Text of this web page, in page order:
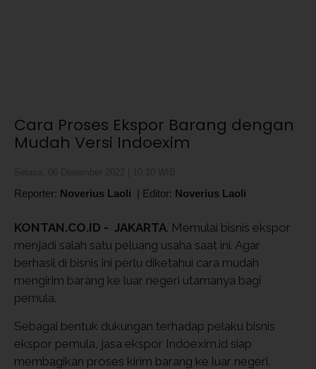
Cara Proses Ekspor Barang dengan
Mudah Versi Indoexim
Reporter: Noverius Laoli | Editor: Noverius Laoli
KONTAN.CO.ID - JAKARTA. Memulai bisnis ekspor
menjadi salah satu peluang usaha saat ini. Agar
berhasil di bisnis ini perlu diketahui cara mudah
mengirim barang ke luar negeri utamanya bagi
pemula.
Sebagai bentuk dukungan terhadap pelaku bisnis
ekspor pemula, jasa ekspor Indoexim.id siap
membagikan proses kirim barang ke luar negeri.